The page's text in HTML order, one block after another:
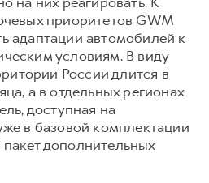
приоритетов GWM
адаптации автомобилей к
условиям. В виду
России длится в
а в отдельных регионах
доступная на
в базовой комплектации
дополнительных